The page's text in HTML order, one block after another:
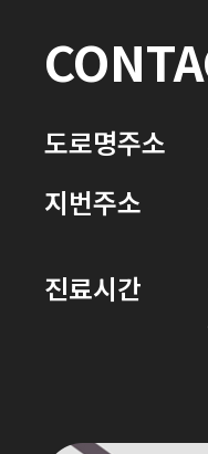
도로명주소
지번주소
진료시간